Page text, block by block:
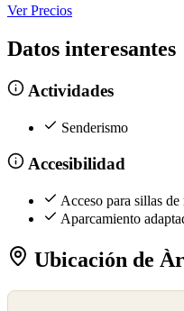
Ver Precios
Datos interesantes
Actividades
Senderismo
Accesibilidad
Acceso para sillas de
Aparcamiento
Ubicación de